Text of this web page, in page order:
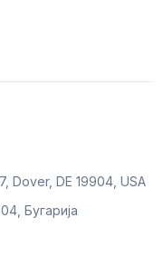
Dover, DE 19904, USA
Бугарија